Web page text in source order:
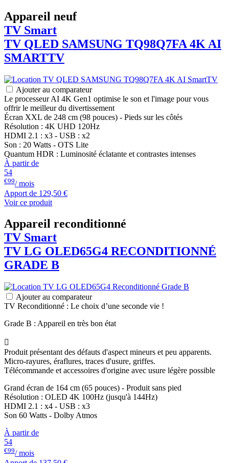
Appareil neuf
TV Smart
TV QLED SAMSUNG TQ98Q7FA 4K AI
SMARTTV
Ajouter au comparateur
Le processeur AI 4K Gen1 optimise le son et l'image pour vous
offrir le meilleur du divertissement
Écran XXL de 248 cm (98 pouces) - Pieds sur les côtés
Résolution : 4K UHD 120Hz
HDMI 2.1 : x3 - USB : x2
Son : 20 Watts - OTS Lite
Quantum HDR : Luminosité éclatante et contrastes intenses
À partir de
54
€99/ mois
Apport de 129,50 €
Voir ce produit
Appareil reconditionné
TV Smart
TV LG OLED65G4 RECONDITIONNÉ
GRADE B
Ajouter au comparateur
TV Reconditionné : Le choix d’une seconde vie !
Grade B : Appareil en très bon état

Produit présentant des défauts d'aspect mineurs et peu apparents.
Micro-rayures, éraflures, traces d'usure, griffes.
Télécommande et accessoires d'origine avec usure légère possible
Grand écran de 164 cm (65 pouces) - Produit sans pied
Résolution : OLED 4K 100Hz (jusqu'à 144Hz)
HDMI 2.1 : x4 - USB : x3
Son 60 Watts - Dolby Atmos
À partir de
54
€99/ mois